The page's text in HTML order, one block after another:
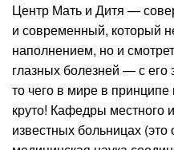
Центр Мать и Дитя —
и современный, который
наполнением, но и
глазных болезней — с
то чего в мире в принципе
круто! Кафедры местного
известных больницах (это